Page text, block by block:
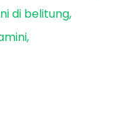
di belitung